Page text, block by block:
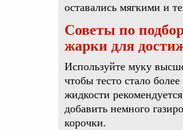
оставались мягкими и
Советы по
жарки для
Используйте муку
чтобы тесто стало
жидкости
добавить немного
корочки.